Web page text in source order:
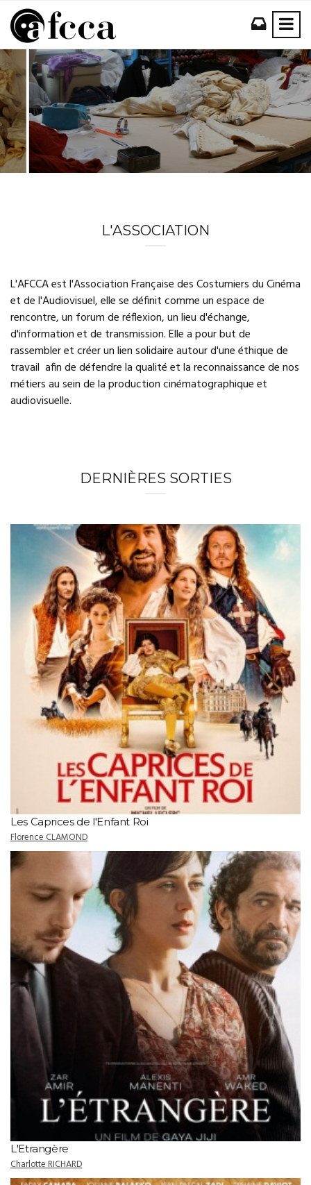
L'ASSOCIATION
L'AFCCA est l'Association Française des Costumiers du Cinéma
et de l'Audiovisuel, elle se définit comme un espace de
rencontre, un forum de réflexion, un lieu d'échange,
d'information et de transmission.Elle a pour but de
rassembler et créer un lien solidaire autour d'une éthique de
travail afin de défendre la qualité et la reconnaissance de nos
métiers au sein de la production cinématographique et
audiovisuelle.
DERNIÈRES SORTIES
Les Caprices de l'Enfant Roi
Florence CLAMOND
L'Etrangère
Charlotte RICHARD